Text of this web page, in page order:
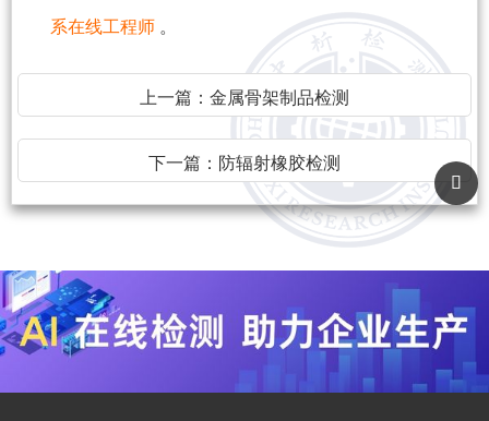
系在线工程师 。
上一篇： 金属骨架制品检测
下一篇： 防辐射橡胶检测